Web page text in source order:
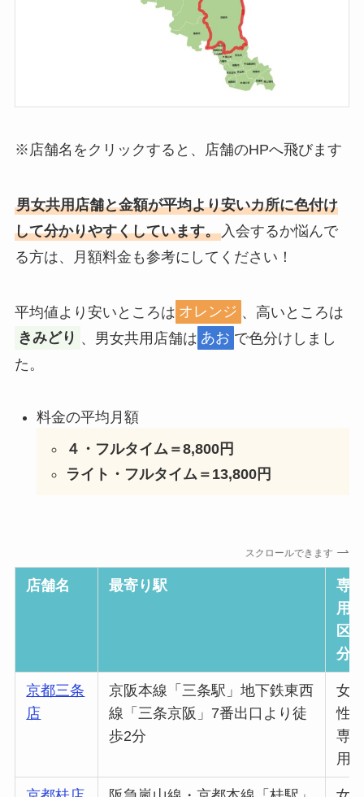
※店舗名をクリックすると、店舗のHPへ飛びます
男女共用店舗と金額が平均より安いカ所に色付け
して分かりやすくしています。入会するか悩んで
る方は、月額料金も参考にしてください！
平均値より安いところは オレンジ 、高いところは
きみどり 、男女共用店舗は あお で色分けしまし
た。
料金の平均月額
４・フルタイム＝8,800円
ライト・フルタイム＝13,800円
スクロールできます
店舗名 最寄り駅
専
用
区
分
京都三条
店
京阪本線「三条駅」地下鉄東西
線「三条京阪」7番出口より徒
歩2分
女
性
専
用